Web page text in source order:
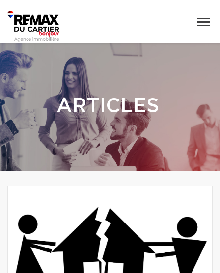
ARTICLES